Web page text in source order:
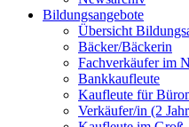
Bildungsangebote
Übersicht
Bäcker/Bäckerin
Fachverkäufer im
Bankkaufleute
Kaufleute für
Verkäufer/in (2